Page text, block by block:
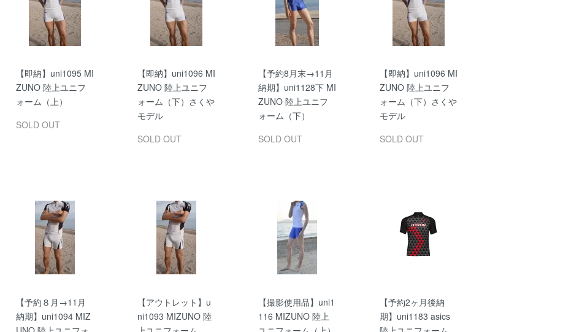
【即納】uni1095 MI
ZUNO 陸上ユニフ
ォーム（上）
SOLD OUT
【即納】uni1096 MI
ZUNO 陸上ユニフ
ォーム（下）さくや
モデル
SOLD OUT
【予約8月末→11月
納期】uni1128下 MI
ZUNO 陸上ユニフ
ォーム（下）
SOLD OUT
【即納】uni1096 MI
ZUNO 陸上ユニフ
ォーム（下）さくや
モデル
SOLD OUT
【予約８月→11月
納期】uni1094 MIZ
【アウトレット】u
ni1093 MIZUNO 陸
【撮影使用品】uni1
116 MIZUNO 陸上
【予約2ヶ月後納
期】uni1183 asics